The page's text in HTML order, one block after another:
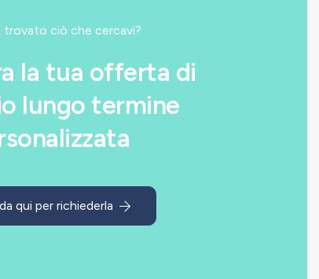
trovato ciò che cercavi?
la tua offerta di
lungo termine
qui per richiederla